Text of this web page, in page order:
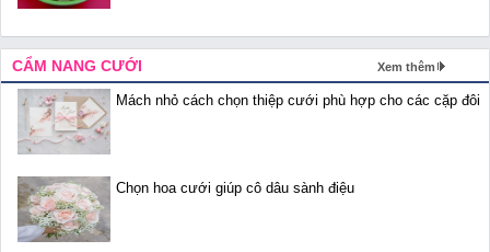
CẨM NANG CƯỚI Xem thêm
Mách nhỏ cách chọn thiệp cưới phù hợp cho các cặp đôi
Chọn hoa cưới giúp cô dâu sành điệu